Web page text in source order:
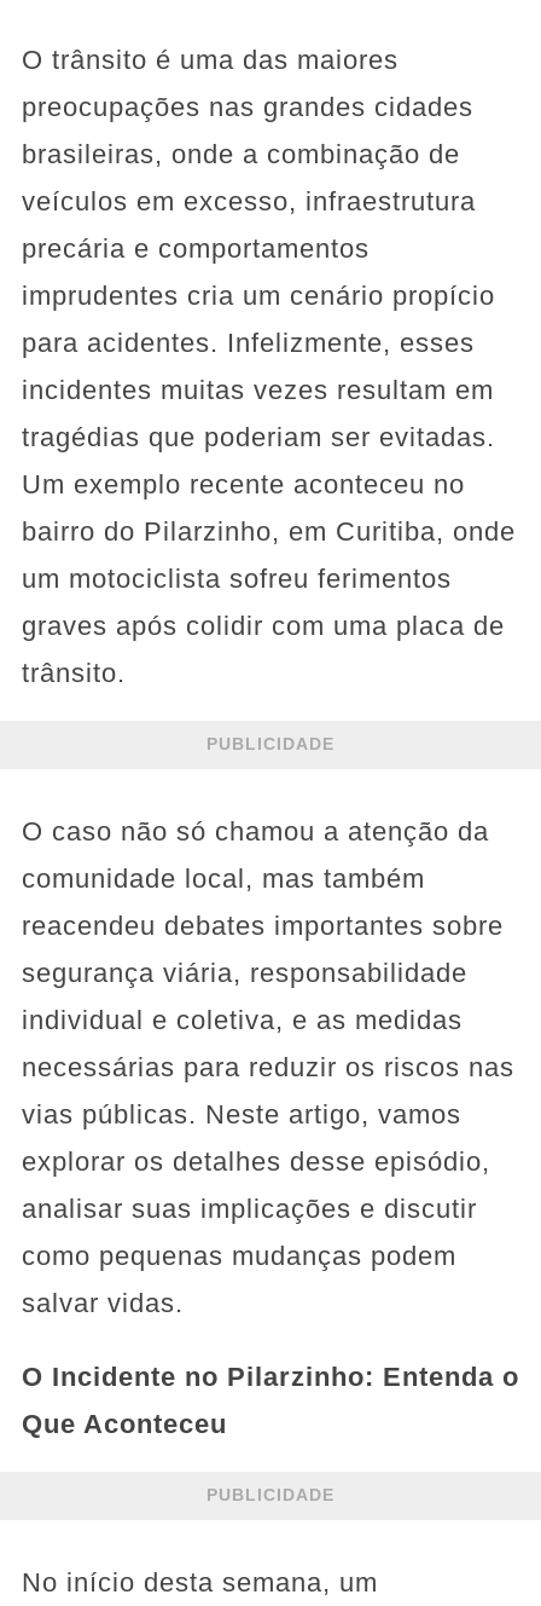
O trânsito é uma das maiores
preocupações nas grandes cidades
brasileiras, onde a combinação de
veículos em excesso, infraestrutura
precária e comportamentos
imprudentes cria um cenário propício
para acidentes. Infelizmente, esses
incidentes muitas vezes resultam em
tragédias que poderiam ser evitadas.
Um exemplo recente aconteceu no
bairro do Pilarzinho, em Curitiba, onde
um motociclista sofreu ferimentos
graves após colidir com uma placa de
trânsito.
PUBLICIDADE
O caso não só chamou a atenção da
comunidade local, mas também
reacendeu debates importantes sobre
segurança viária, responsabilidade
individual e coletiva, e as medidas
necessárias para reduzir os riscos nas
vias públicas. Neste artigo, vamos
explorar os detalhes desse episódio,
analisar suas implicações e discutir
como pequenas mudanças podem
salvar vidas.
O Incidente no Pilarzinho: Entenda o
Que Aconteceu
PUBLICIDADE
No início desta semana, um